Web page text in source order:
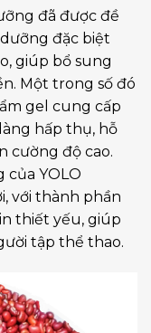
đã được đề
đặc biệt
giúp bổ sung
Một trong số đó
gel cung cấp
hấp thụ, hỗ
cường độ cao.
của YOLO
với thành phần
thiết yếu, giúp
tập thể thao.